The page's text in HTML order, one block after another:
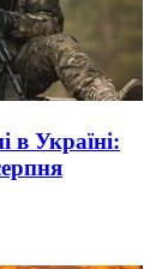
в Україні: